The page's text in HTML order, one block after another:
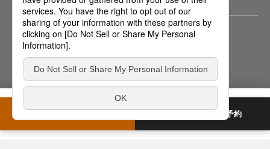
ショールームでできること
商品のご見学（最新設備を体験）
商品のご相談・プランニング
リフォーム会社のご紹介
住まいづくりのレシピ
全国ショールームトップ オンライン相談を予約